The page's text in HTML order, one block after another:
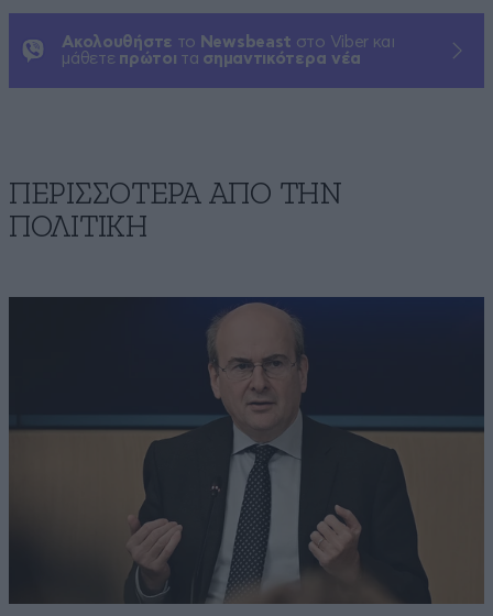
Ακολουθήστε το Newsbeast στο Viber και
μάθετε πρώτοι τα σημαντικότερα νέα
ΠΕΡΙΣΣΟΤΕΡΑ ΑΠΟ ΤΗΝ
ΠΟΛΙΤΙΚΗ